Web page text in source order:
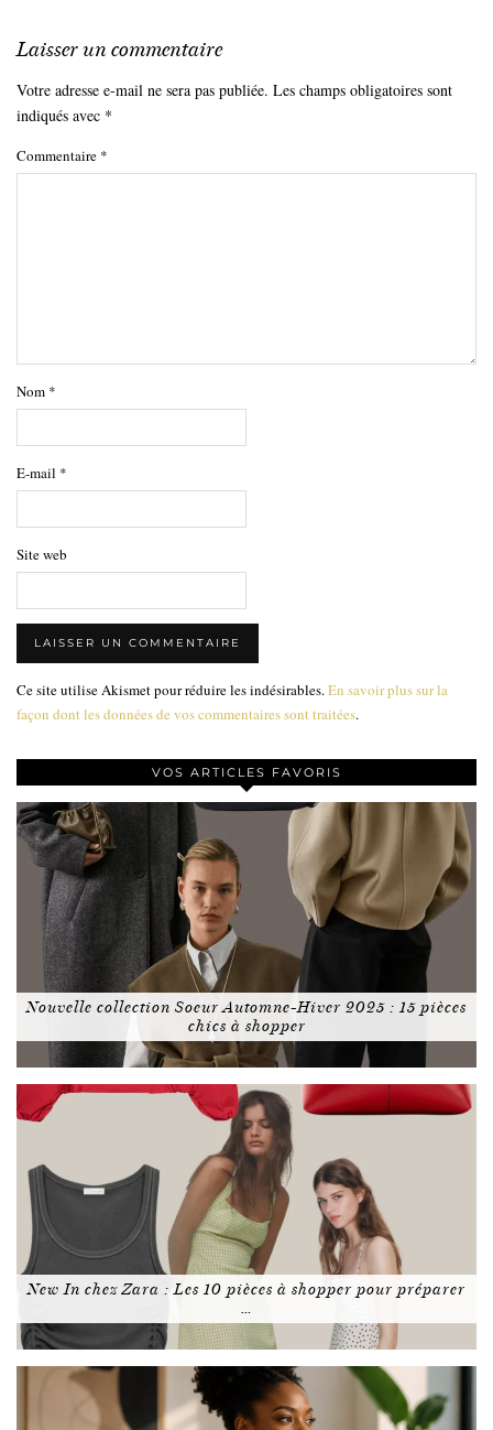
Laisser un commentaire
Votre adresse e-mail ne sera pas publiée. Les champs obligatoires sont
indiqués avec *
Commentaire *
Nom *
E-mail *
Site web
Ce site utilise Akismet pour réduire les indésirables. En savoir plus sur la
façon dont les données de vos commentaires sont traitées.
VOS ARTICLES FAVORIS
Nouvelle collection Soeur Automne-Hiver 2025 : 15 pièces
chics à shopper
New In chez Zara : Les 10 pièces à shopper pour préparer
…